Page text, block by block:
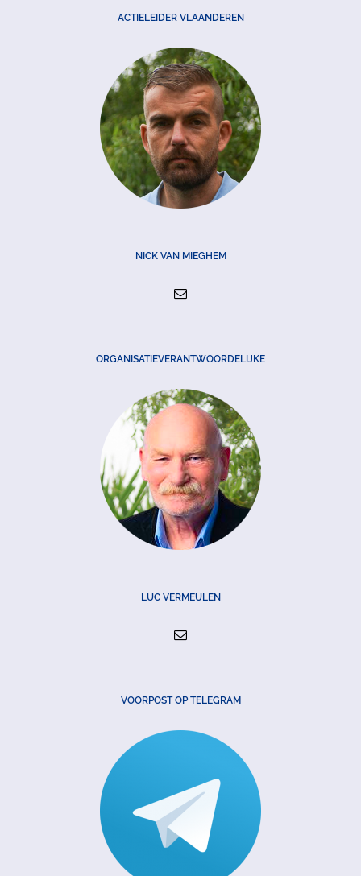
ACTIELEIDER VLAANDEREN
NICK VAN MIEGHEM
ORGANISATIEVERANTWOORDELIJKE
LUC VERMEULEN
VOORPOST OP TELEGRAM